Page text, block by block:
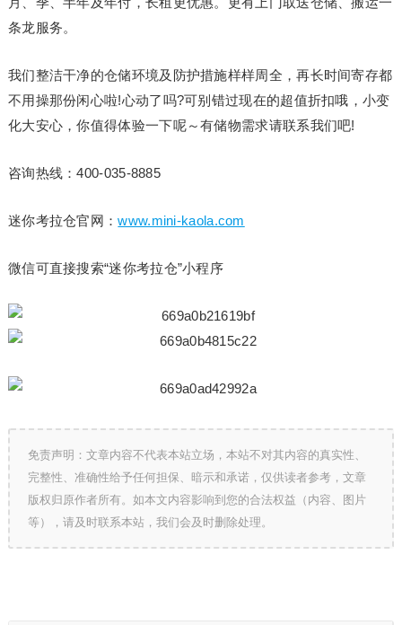
条龙服务。
我们整洁干净的仓储环境及防护措施样样周全，再长时间寄存都
不用操那份闲心啦!心动了吗?可别错过现在的超值折扣哦，小变
化大安心，你值得体验一下呢～有储物需求请联系我们吧!
咨询热线：400-035-8885
迷你考拉仓官网：www.mini-kaola.com
微信可直接搜索“迷你考拉仓”小程序
免责声明：文章内容不代表本站立场，本站不对其内容的真实性、
完整性、准确性给予任何担保、暗示和承诺，仅供读者参考，文章
版权归原作者所有。如本文内容影响到您的合法权益（内容、图片
等），请及时联系本站，我们会及时删除处理。